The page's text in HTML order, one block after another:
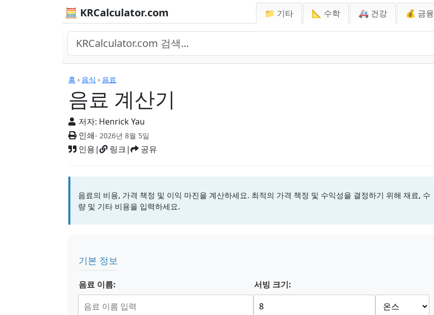
🧮 KRCalculator.com 📁 기타 📐 수학 🚑 건강 💰 금융
홈 › 음식 › 음료
음료 계산기
저자: Henrick Yau
인쇄- 2026년 8월 5일
인용| 링크| 공유
계산기
음료의 비용, 가격 책정 및 이익 마진을 계산하세요. 최적의 가격 책정 및 수익성을 결정하기 위해 재료, 수
량 및 기타 비용을 입력하세요.
기본 정보
음료 이름: 서빙 크기: